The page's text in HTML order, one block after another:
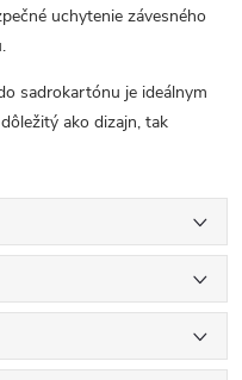
uchytenie závesného
sadrokartónu je ideálnym
ako dizajn, tak